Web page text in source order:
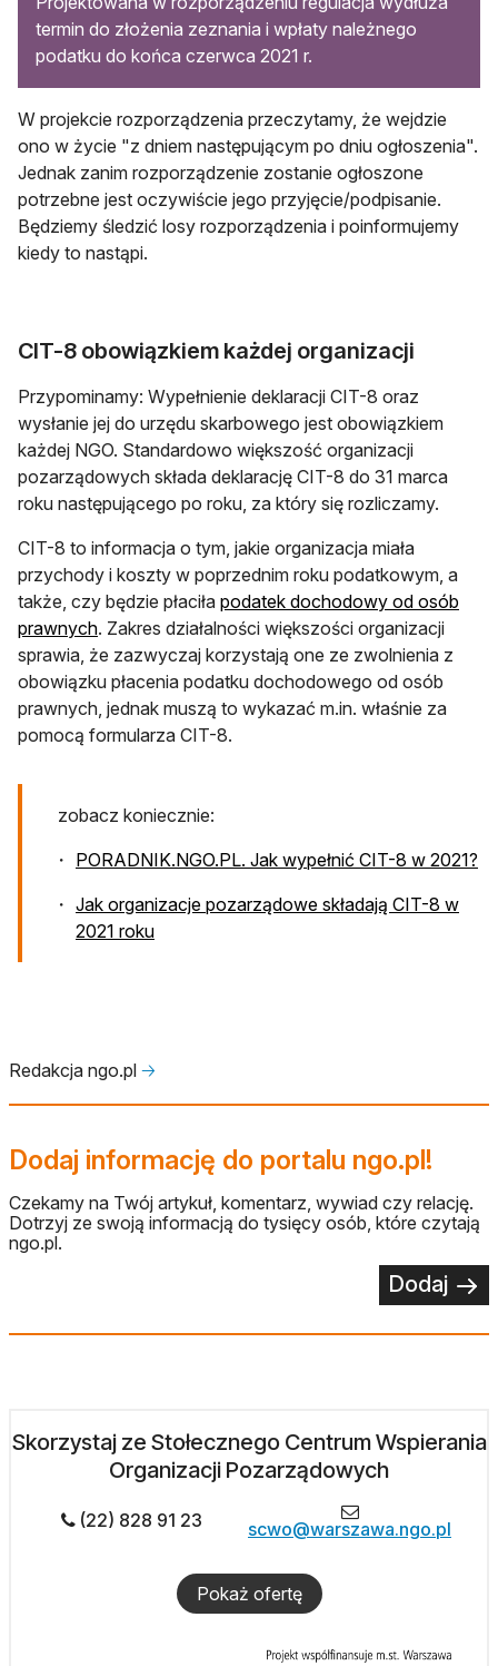
termin do złożenia zeznania i wpłaty należnego
podatku do końca czerwca 2021 r.
W projekcie rozporządzenia przeczytamy, że wejdzie
ono w życie "z dniem następującym po dniu ogłoszenia".
Jednak zanim rozporządzenie zostanie ogłoszone
potrzebne jest oczywiście jego przyjęcie/podpisanie.
Będziemy śledzić losy rozporządzenia i poinformujemy
kiedy to nastąpi.
CIT-8 obowiązkiem każdej organizacji
Przypominamy: Wypełnienie deklaracji CIT-8 oraz
wysłanie jej do urzędu skarbowego jest obowiązkiem
każdej NGO. Standardowo większość organizacji
pozarządowych składa deklarację CIT-8 do 31 marca
roku następującego po roku, za który się rozliczamy.
CIT-8 to informacja o tym, jakie organizacja miała
przychody i koszty w poprzednim roku podatkowym, a
także, czy będzie płaciła podatek dochodowy od osób
prawnych. Zakres działalności większości organizacji
sprawia, że zazwyczaj korzystają one ze zwolnienia z
obowiązku płacenia podatku dochodowego od osób
prawnych, jednak muszą to wykazać m.in. właśnie za
pomocą formularza CIT-8.
zobacz koniecznie:
PORADNIK.NGO.PL. Jak wypełnić CIT-8 w 2021?
Jak organizacje pozarządowe składają CIT-8 w
2021 roku
Redakcja ngo.pl 🡢
Dodaj informację do portalu ngo.pl!
Czekamy na Twój artykuł, komentarz, wywiad czy relację.
Dotrzyj ze swoją informacją do tysięcy osób, które czytają
ngo.pl.
Dodaj
Skorzystaj ze Stołecznego Centrum Wspierania
Organizacji Pozarządowych
(22) 828 91 23 scwo@warszawa.ngo.pl
Pokaż ofertę